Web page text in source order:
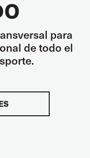
para
de todo el